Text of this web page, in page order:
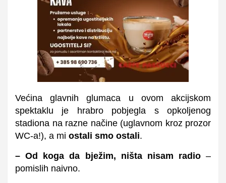
Većina glavnih glumaca u ovom akcijskom
spektaklu je hrabro pobjegla s opkoljenog
stadiona na razne načine (uglavnom kroz prozor
WC-a!), a mi ostali smo ostali.
– Od koga da bježim, ništa nisam radio –
pomislih naivno.